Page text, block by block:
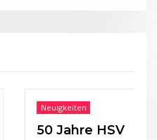
Neuigkeiten
50 Jahre HSV